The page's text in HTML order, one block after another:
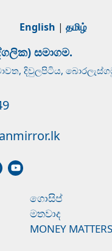
English | தமிழ்
සමාගම.
දිවුලපිටිය,
ගොසිප්
මතවාද
MONEY MATTERS